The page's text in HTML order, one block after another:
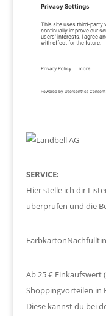
SERVICE:
Hier stelle ich dir
überprüfen und die
Farbkarton
Ab 25 €
Shoppingvorteilen in
Diese kannst du bei